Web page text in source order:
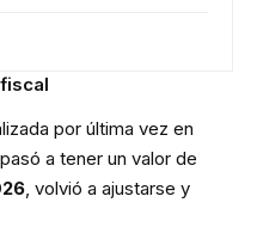
por última vez en
a tener un valor de
, volvió a ajustarse y